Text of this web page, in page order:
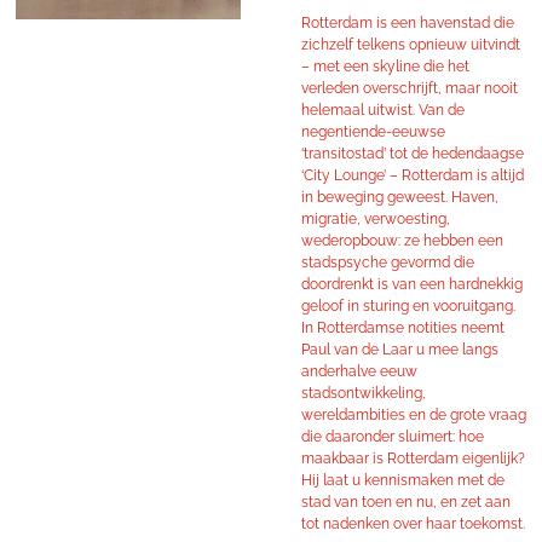
Rotterdam is een havenstad die
zichzelf telkens opnieuw uitvindt
– met een skyline die het
verleden overschrijft, maar nooit
helemaal uitwist. Van de
negentiende-eeuwse
‘transitostad’ tot de hedendaagse
‘City Lounge’ – Rotterdam is altijd
in beweging geweest. Haven,
migratie, verwoesting,
wederopbouw: ze hebben een
stadspsyche gevormd die
doordrenkt is van een hardnekkig
geloof in sturing en vooruitgang.
In Rotterdamse notities neemt
Paul van de Laar u mee langs
anderhalve eeuw
stadsontwikkeling,
wereldambities en de grote vraag
die daaronder sluimert: hoe
maakbaar is Rotterdam eigenlijk?
Hij laat u kennismaken met de
stad van toen en nu, en zet aan
tot nadenken over haar toekomst.